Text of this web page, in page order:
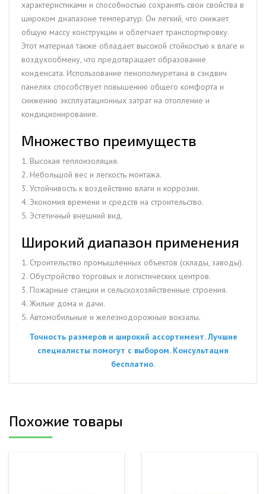
характеристиками и способностью сохранять свои свойства в
широком диапазоне температур. Он легкий, что снижает
общую массу конструкции и облегчает транспортировку.
Этот материал также обладает высокой стойкостью к влаге и
воздухообмену, что предотвращает образование
конденсата. Использование пенополиуретана в сэндвич
панелях способствует повышению общего комфорта и
снижению эксплуатационных затрат на отопление и
кондиционирование.
Множество преимуществ
1. Высокая теплоизоляция.
2. Небольшой вес и легкость монтажа.
3. Устойчивость к воздействию влаги и коррозии.
4. Экономия времени и средств на строительство.
5. Эстетичный внешний вид.
Широкий диапазон применения
1. Строительство промышленных объектов (склады, заводы).
2. Обустройство торговых и логистических центров.
3. Пожарные станции и сельскохозяйственные строения.
4. Жилые дома и дачи.
5. Автомобильные и железнодорожные вокзалы.
Точность размеров и широкий ассортимент. Лучшие
специалисты помогут с выбором. Консультация
бесплатно.
Похожие товары